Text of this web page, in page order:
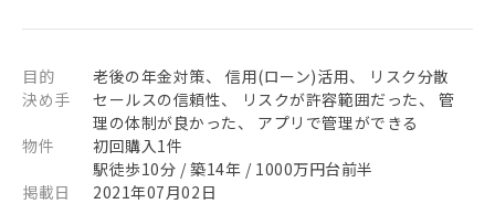
目的
老後の年金対策、 信用(ローン)活用、 リスク分散
決め手
セールスの信頼性、 リスクが許容範囲だった、 管
理の体制が良かった、 アプリで管理ができる
物件
初回購入1件
駅徒歩10分 / 築14年 / 1000万円台前半
掲載日
2021年07月02日